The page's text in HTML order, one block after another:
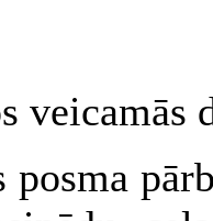
veicamās
posma